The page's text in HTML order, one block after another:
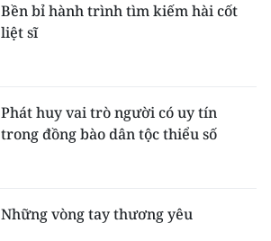
Bền bỉ hành trình tìm kiếm hài cốt
liệt sĩ
Phát huy vai trò người có uy tín
trong đồng bào dân tộc thiểu số
Những vòng tay thương yêu